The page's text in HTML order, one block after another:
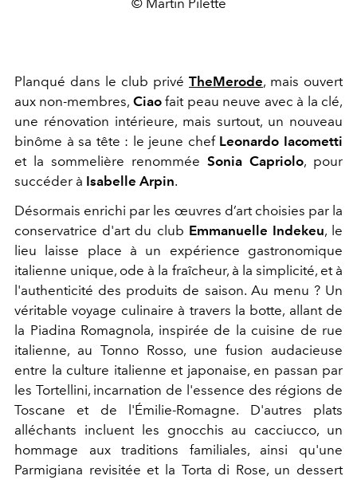
© Martin Pilette
Planqué dans le club privé TheMerode, mais ouvert
aux non-membres, Ciaofait peau neuve avec à la clé,
une rénovation intérieure, mais surtout, un nouveau
binôme à sa tête : le jeune chef Leonardo Iacometti
et la sommelière renommée Sonia Capriolo, pour
succéder à Isabelle Arpin.
Désormais enrichi par les œuvres d’art choisies par la
conservatrice d'art du club Emmanuelle Indekeu, le
lieu laisse place à un expérience gastronomique
italienne unique, ode à la fraîcheur, à la simplicité, et à
l'authenticité des produits de saison. Au menu ? Un
véritable voyage culinaire à travers la botte, allant de
la Piadina Romagnola, inspirée de la cuisine de rue
italienne, au Tonno Rosso, une fusion audacieuse
entre la culture italienne et japonaise, en passan par
les Tortellini, incarnation de l'essence des régions de
Toscane et de l'Émilie-Romagne. D'autres plats
alléchants incluent les gnocchis au cacciucco, un
hommage aux traditions familiales, ainsi qu'une
Parmigiana revisitée et la Torta di Rose, un dessert